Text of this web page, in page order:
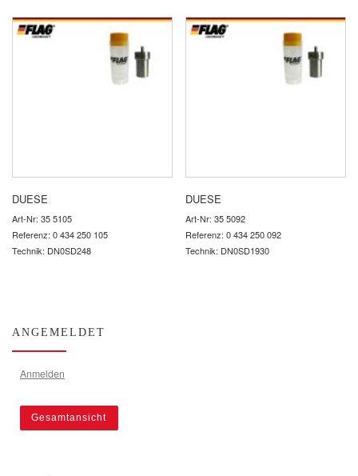
DUESE
Art-Nr: 35 5105
Referenz: 0 434 250 105
Technik: DN0SD248
DUESE
Art-Nr: 35 5092
Referenz: 0 434 250 092
Technik: DN0SD1930
ANGEMELDET
Anmelden
Gesamtansicht